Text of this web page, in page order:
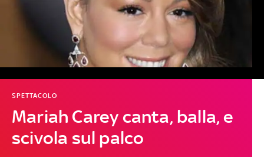
Mariah Carey canta, balla, e
scivola sul palco
SPETTACOLO